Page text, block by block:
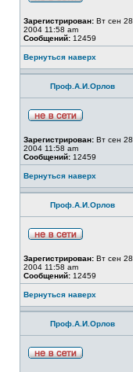
Зарегистрирован: Вт сен 28,
2004 11:58 am
Сообщений: 12459
Вернуться наверх
Проф.А.И.Орлов
Зарегистрирован: Вт сен 28,
2004 11:58 am
Сообщений: 12459
Вернуться наверх
Проф.А.И.Орлов
Зарегистрирован: Вт сен 28,
2004 11:58 am
Сообщений: 12459
Вернуться наверх
Проф.А.И.Орлов